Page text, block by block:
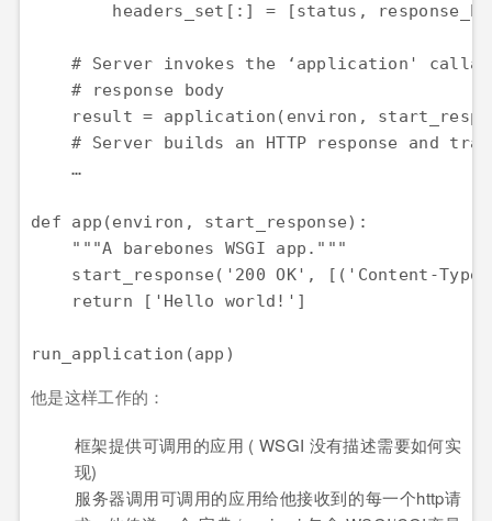
headers_set[:] = [status,
# Server invokes the ‘application'
    # response body
result = application(environ,
# Server builds an HTTP response and
    …
def app(environ, start_response):
    """A barebones WSGI app."""
start_response('200 OK', [('Content-
    return ['Hello world!']
他是这样工作的：
框架提供可调用的应用 ( WSGI 没有描述需要如何实
现)
服务器调用可调用的应用给他接收到的每一个http请